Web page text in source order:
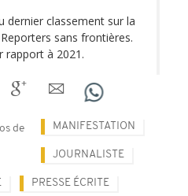
dernier classement sur la
sans frontières.
rapport à 2021.
de MANIFESTATION
JOURNALISTE
PRESSE ÉCRITE